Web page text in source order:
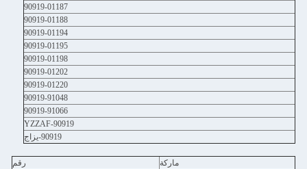
90919-01187
90919-01188
90919-01194
90919-01195
90919-01198
90919-01202
90919-01220
90919-91048
90919-91066
90919-YZZAF
90919-يزاج
ماركة
رقم